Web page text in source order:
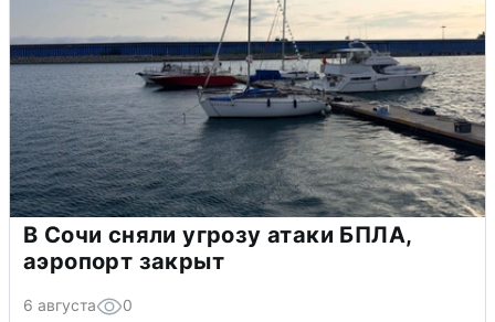
В Сочи сняли угрозу атаки БПЛА,
аэропорт закрыт
6 августа 0